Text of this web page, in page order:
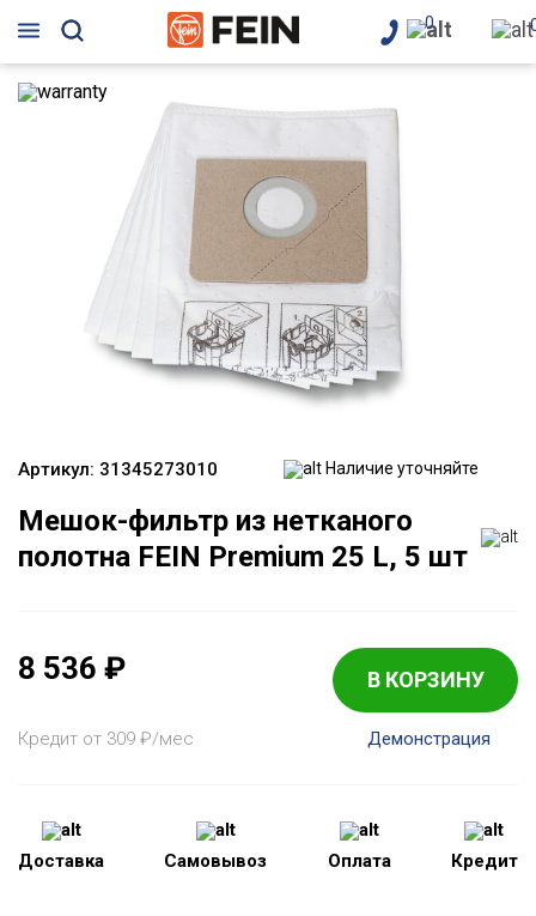
0
Артикул: 31345273010 Наличие уточняйте
Мешок-фильтр из нетканого
полотна FEIN Premium 25 L, 5 шт
8 536 ₽ В КОРЗИНУ
Кредит от 309 ₽/мес Демонстрация
Доставка Самовывоз Оплата Кредит